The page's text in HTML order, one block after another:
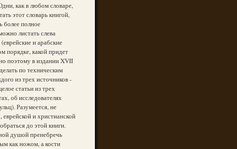
как в любом словаре,
этот словарь книгой,
более полное
листать слева
и арабские
порядке, какой придет
поэтому в издании XVII
по техническим
из трех источников -
статьи из трех
об исследователях
Разумеется, не
и христианской
до этой книги.
душой пренебречь
как ножом, а кости